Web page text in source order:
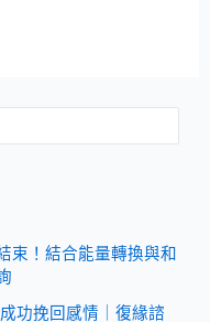
束！結合能量轉換與和
功挽回感情｜復緣諮